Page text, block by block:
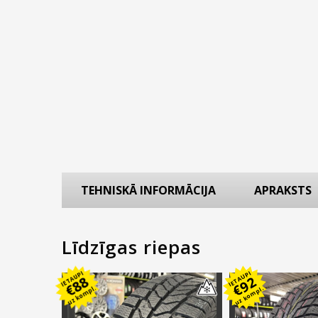
TEHNISKĀ INFORMĀCIJA APRAKSTS
Līdzīgas riepas
IETAUPI
€88
uz kompl.
IETAUPI
€92
uz kompl.